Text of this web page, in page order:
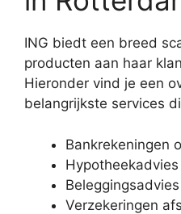
ING biedt een breed
producten aan haar
Hieronder vind je een
belangrijkste services
Bankrekeningen
Verzekeringen